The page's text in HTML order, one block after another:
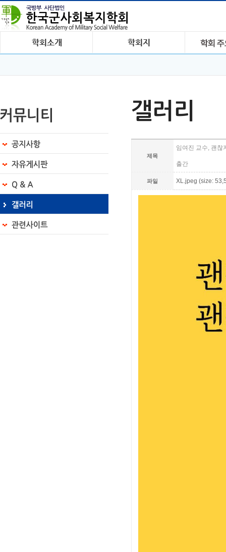
갤러리
제목
임여진 교수, 괜찮
출간
파일 XL.jpeg (size: